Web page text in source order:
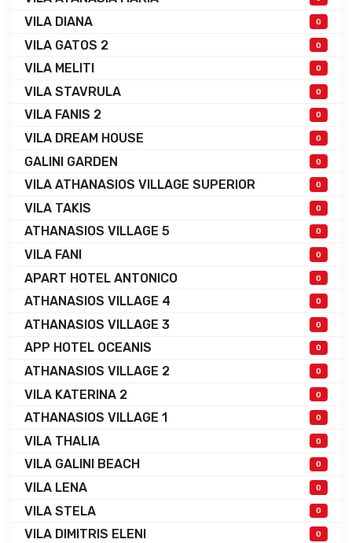
VILA DIANA 0
VILA GATOS 2 0
VILA MELITI 0
VILA STAVRULA 0
VILA FANIS 2 0
VILA DREAM HOUSE 0
GALINI GARDEN 0
VILA ATHANASIOS VILLAGE SUPERIOR 0
VILA TAKIS 0
ATHANASIOS VILLAGE 5 0
VILA FANI 0
APART HOTEL ANTONICO 0
ATHANASIOS VILLAGE 4 0
ATHANASIOS VILLAGE 3 0
APP HOTEL OCEANIS 0
ATHANASIOS VILLAGE 2 0
VILA KATERINA 2 0
ATHANASIOS VILLAGE 1 0
VILA THALIA 0
VILA GALINI BEACH 0
VILA LENA 0
VILA STELA 0
VILA DIMITRIS ELENI 0